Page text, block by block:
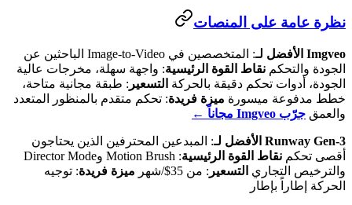
نظرة عامة على المنصات
Imgveo الأفضل لـ
: المتخصصين في Image-to-Video الباحثين عن
الجودة والتحكم نقاط القوة الرئيسية: واجهة سهلة، مخرجات عالية
الجودة، أدوات تحكم دقيقة بالحركة التسعير : طبقة مجانية متاحة،
خطط مدفوعة ميسورة ميزة فريدة: تحكم متقدم بالمنظور المتعدد
والعمق جرّب Imgveo مجاناً ←
Runway Gen-3 الأفضل لـ: المبدعين المحترفين الذين يحتاجون
أقصى تحكم نقاط القوة الرئيسية
: Motion Brush وDirector Mode
والترخيص التجاري التسعير : من 35$/شهر ميزة فريدة: توجيه
الحركة إطاراً بإطار